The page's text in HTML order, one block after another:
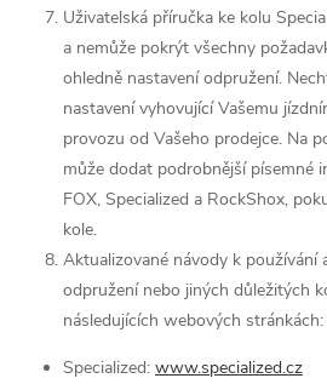
Uživatelská příručka ke kolu
a nemůže pokrýt všechny
ohledně nastavení odpružení.
nastavení vyhovující Vašemu
provozu od Vašeho prodejce. Na
může dodat podrobnější písemné
FOX, Specialized a RockShox,
kole.
Aktualizované návody k používání
odpružení nebo jiných důležitých
následujících webových stránkách:
Specialized: www.specialized.cz